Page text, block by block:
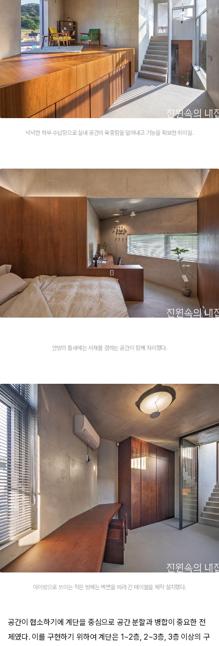
넉넉한 하부 수납장으로 실내 공간의 육중함을 덜어내고 기능을 확보한 취미실.
안방의 틈새에는 서재를 겸하는 공간이 함께 자리했다.
아이방으로 쓰이는 작은 방에는 벽면을 따라 긴 테이블을 제작 설치했다.
공간이 협소하기에 계단을 중심으로 공간 분할과 병합이 중요한 전
제였다. 이를 구현하기 위하여 계단은 1~2층, 2~3층, 3층 이상의 구